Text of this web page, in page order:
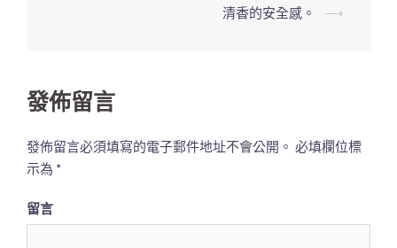
清香的安全感。
⟶
發佈留言
發佈留言必須填寫的電子郵件地址不會公開。 必填欄位標
示為 *
留言